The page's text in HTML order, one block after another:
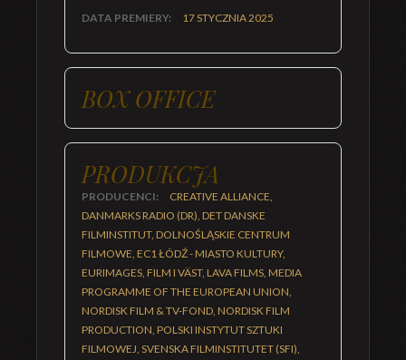
DATA PREMIERY: 17 STYCZNIA 2025
BOX OFFICE
PRODUKCJA
PRODUCENCI:
CREATIVE ALLIANCE,
DANMARKS RADIO (DR), DET DANSKE
FILMINSTITUT, DOLNOŚLĄSKIE CENTRUM
FILMOWE, EC1 ŁÓDŹ - MIASTO KULTURY,
EURIMAGES, FILM I VÄST, LAVA FILMS, MEDIA
PROGRAMME OF THE EUROPEAN UNION,
NORDISK FILM & TV-FOND, NORDISK FILM
PRODUCTION, POLSKI INSTYTUT SZTUKI
FILMOWEJ, SVENSKA FILMINSTITUTET (SFI),